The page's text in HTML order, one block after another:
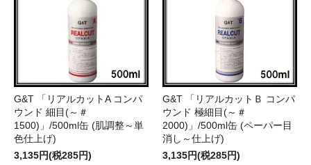
G&T 「リアルカットA コンパ
ウンド 細目(～＃
1500)」/500ml缶 (肌調整～単
色仕上げ)
3,135円(税285円)
G&T 「リアルカットＢ コンパ
ウンド 極細目(～＃
2000)」/500ml缶 (ペーパー目
消し～仕上げ)
3,135円(税285円)